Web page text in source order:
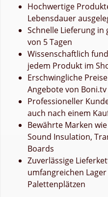
Hochwertige
Lebensdauer
Schnelle Lieferung in
von 5 Tagen
Wissenschaftlich
jedem Produkt im
Erschwingliche
Angebote von
Professioneller
auch nach einem
Bewährte Marken
Sound Insulation,
Boards
Zuverlässige
umfangreichen
Palettenplätzen